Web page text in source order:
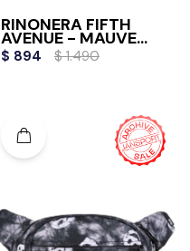
RIÑONERA FIFTH
AVENUE - MAUVE
HAZE
$ 894 $ 1.490